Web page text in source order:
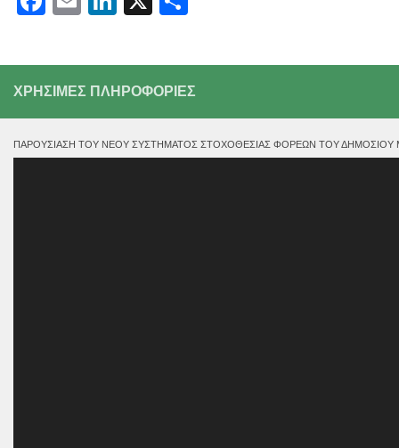
ΧΡΗΣΙΜΕΣ ΠΛΗΡΟΦΟΡΙΕΣ
ΠΑΡΟΥΣΊΑΣΗ ΤΟΥ ΝΈΟΥ ΣΥΣΤΉΜΑΤΟΣ ΣΤΟΧΟΘΕΣΊΑΣ ΦΟΡΈΩΝ ΤΟΥ ΔΗΜΟΣΊΟΥ